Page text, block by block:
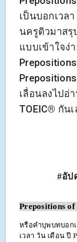
เป็นบอกเวล
นครูดิวมาสรุ
แบบเข้าใจง่
เลื่อนลงไปอ่
TOEIC® กันเ
#อัป
Prepositions of
หรือคำบุพบทบอกเ
เวลา วัน เดือน ปี